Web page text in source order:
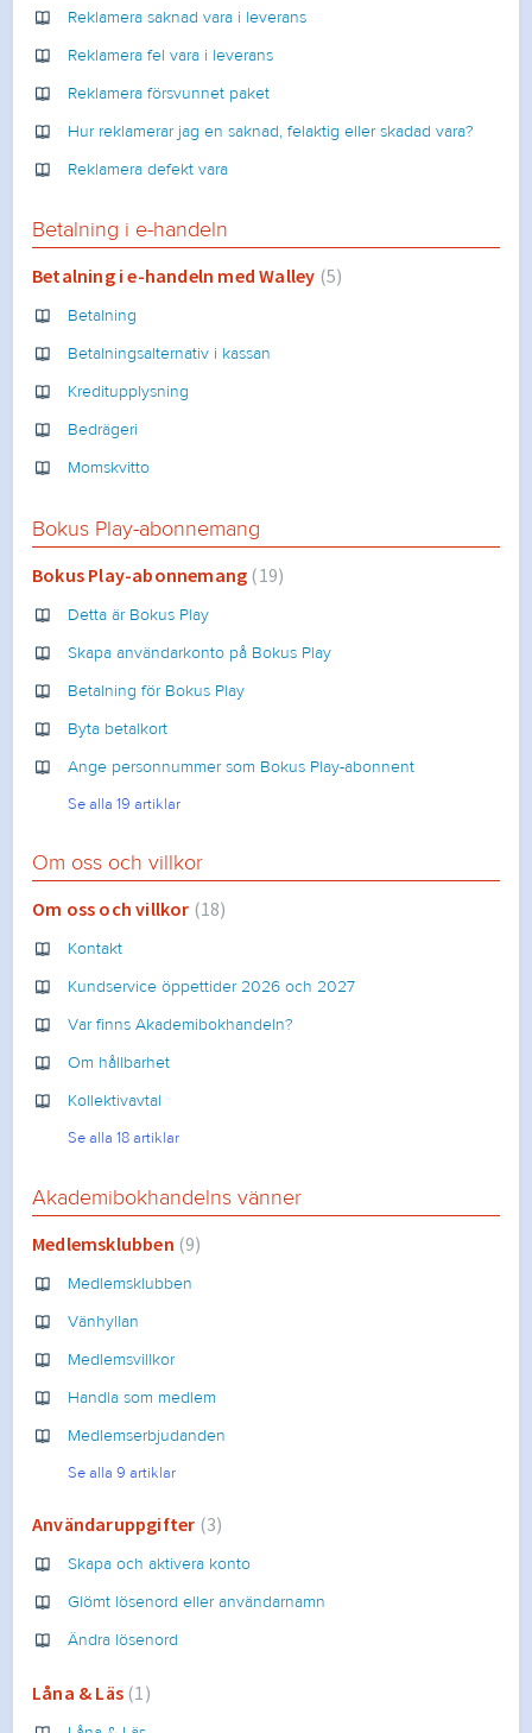
Reklamera saknad vara i leverans
Reklamera fel vara i leverans
Reklamera försvunnet paket
Hur reklamerar jag en saknad, felaktig eller skadad vara?
Reklamera defekt vara
Betalning i e-handeln
Betalning i e-handeln med Walley 5
Betalning
Betalningsalternativ i kassan
Kreditupplysning
Bedrägeri
Momskvitto
Bokus Play-abonnemang
Bokus Play-abonnemang 19
Detta är Bokus Play
Skapa användarkonto på Bokus Play
Betalning för Bokus Play
Byta betalkort
Ange personnummer som Bokus Play-abonnent
Se alla 19 artiklar
Om oss och villkor
Om oss och villkor 18
Kontakt
Kundservice öppettider 2026 och 2027
Var finns Akademibokhandeln?
Om hållbarhet
Kollektivavtal
Se alla 18 artiklar
Akademibokhandelns vänner
Medlemsklubben 9
Medlemsklubben
Vänhyllan
Medlemsvillkor
Handla som medlem
Medlemserbjudanden
Se alla 9 artiklar
Användaruppgifter 3
Skapa och aktivera konto
Glömt lösenord eller användarnamn
Ändra lösenord
Låna & Läs 1